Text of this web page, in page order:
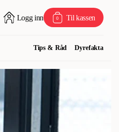
Logg inn 0 Til kassen
Tips & Råd Dyrefakta